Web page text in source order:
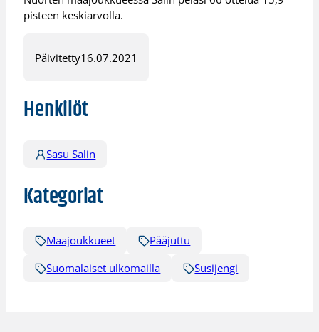
pisteen keskiarvolla.
Päivitetty16.07.2021
Henkilöt
Sasu Salin
Kategoriat
Maajoukkueet
Pääjuttu
Suomalaiset ulkomailla
Susijengi